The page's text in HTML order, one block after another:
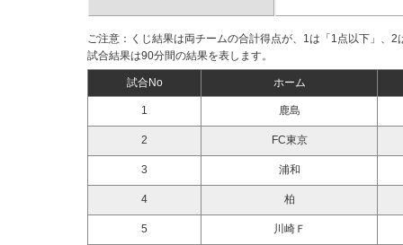
ご注意：くじ結果は両チームの合計得点が、1は「1点以下」、
試合結果は90分間の結果を表します。
試合No ホーム
1 鹿島
2 FC東京
3 浦和
4 柏
5 川崎Ｆ